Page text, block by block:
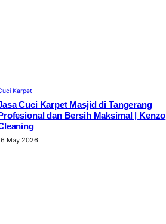
Karpet
Cuci Karpet Masjid di Tangerang
Profesional dan Bersih Maksimal | Kenzo
May 2026